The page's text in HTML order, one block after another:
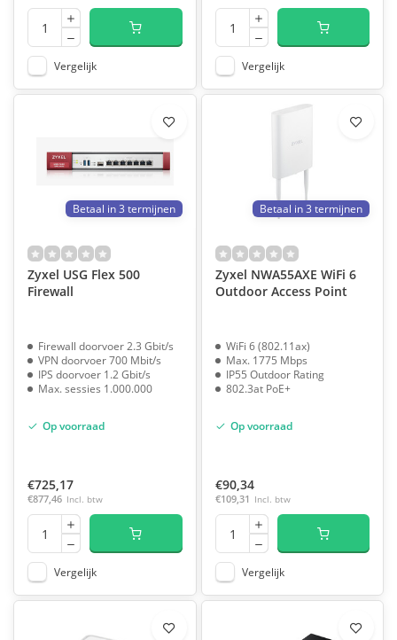
Vergelijk Vergelijk
Betaal in 3 termijnen
Zyxel USG Flex 500
Firewall
Firewall doorvoer 2.3 Gbit/s
VPN doorvoer 700 Mbit/s
IPS doorvoer 1.2 Gbit/s
Max. sessies 1.000.000
Op voorraad
€725,17
€877,46 Incl. btw
Vergelijk
Betaal in 3 termijnen
Zyxel NWA55AXE WiFi 6
Outdoor Access Point
WiFi 6 (802.11ax)
Max. 1775 Mbps
IP55 Outdoor Rating
802.3at PoE+
Op voorraad
€90,34
€109,31 Incl. btw
Vergelijk